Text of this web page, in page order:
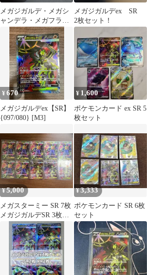
メガジガルデ・メガシ
ャンデラ・メガフラエ
ッテ SR３枚セット
メガジガルデex SR
2枚セット！
¥670
メガジガルデex【SR】
{097/080} [M3]
¥ 1,600
ポケモンカード ex SR 5
枚セット
¥5,000
メガスターミー SR 7枚
メガジガルデSR 3枚ま
とめ売り10枚セット
¥3,333
ポケモンカード SR 6枚
セット